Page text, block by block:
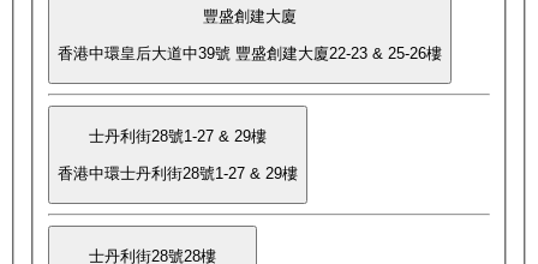
豐盛創建大廈
香港中環皇后大道中39號 豐盛創建大廈22-23 & 25-26樓
士丹利街28號1-27 & 29樓
香港中環士丹利街28號1-27 & 29樓
士丹利街28號28樓